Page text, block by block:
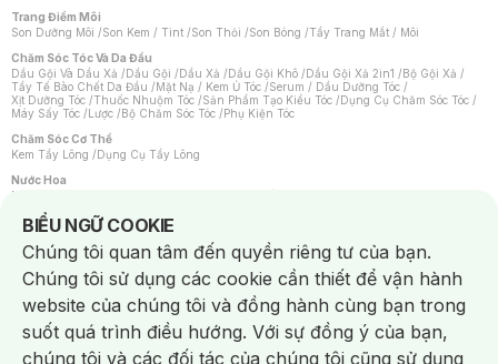
Trang Điểm Môi
Son Dưỡng Môi /Son Kem / Tint /Son Thỏi /Son Bóng /Tẩy Trang Mắt / Môi
Chăm Sóc Tóc Và Da Đầu
Dầu Gội Và Dầu Xả /Dầu Gội /Dầu Xả /Dầu Gội Khô /Dầu Gội Xả 2in1 /Bộ Gội Xả /
Tẩy Tế Bào Chết Da Đầu /Mặt Nạ / Kem Ủ Tóc /Serum / Dầu Dưỡng Tóc /
Xịt Dưỡng Tóc /Thuốc Nhuộm Tóc /Sản Phẩm Tạo Kiểu Tóc /Dụng Cụ Chăm Sóc Tóc /
Máy Sấy Tóc /Lược /Bộ Chăm Sóc Tóc /Phụ Kiện Tóc
Chăm Sóc Cơ Thể
Kem Tẩy Lông /Dụng Cụ Tẩy Lông
Nước Hoa
Nước Hoa Nữ
Chăm Sóc Cá Nhân
Chống Muỗi /Khẩu Trang /Máy Massage/Mặt Nạ Xông Hơi /Nước Rửa Tay/
Sản Phẩm Chăm Sóc Khác /Bàn Chải Đánh Răng /Bàn Chải Điện/
Hỗ Trợ Trắng Răng/Kem Đánh Răng /Máy Tăm Nước/ Nước Súc Miệng/
Tăm / Chỉ Nha Khoa/ Xịt Thơm Miệng / Dung Dịch Vệ Sinh/Dưỡng Vùng Kín/
Khăn Ướt Vệ Sinh Vùng Kín/Băng Vệ Sinh/Tampon/Bọt Cạo Râu /Dao Cạo Râu/
Máy Cạo Râu
Vấn Đề Về Da
Da Dầu / Lỗ Chân Lông To/ Da Khô / Mất Nước/ Da Lão Hóa/ Da Mụn/
BIỂU NGỮ COOKIE
Notice about cookies usage
Chúng tôi quan tâm đến quyền riêng tư của bạn.
Chúng tôi sử dụng các cookie cần thiết để vận hành
website của chúng tôi và đồng hành cùng bạn trong
suốt quá trình điều hướng. Với sự đồng ý của bạn,
chúng tôi và các đối tác của chúng tôi cũng sử dụng